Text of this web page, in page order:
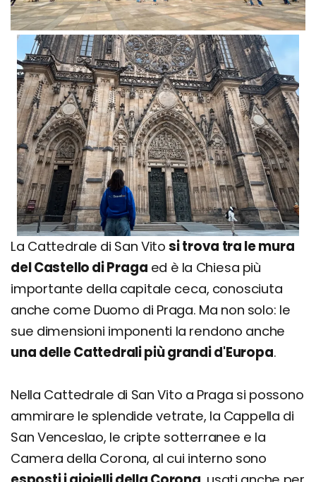
La Cattedrale di San Vitosi trova tra le mura
del Castello di Praga ed è la Chiesa più
importante della capitale ceca, conosciuta
anche come Duomo di Praga. Ma non solo: le
sue dimensioni imponenti la rendono anche
una delle Cattedrali più grandi d'Europa.
Nella Cattedrale di San Vito a Praga si possono
ammirare le splendide vetrate, la Cappella di
San Venceslao, le cripte sotterranee e la
Camera della Corona, al cui interno sono